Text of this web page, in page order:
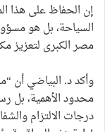
إن الحفاظ على هذا
السياحة، بل هو
مصر الكبرى لتعزيز
وأكد د. البياضي أن
محدود الأهمية، بل
درجات الالتزام